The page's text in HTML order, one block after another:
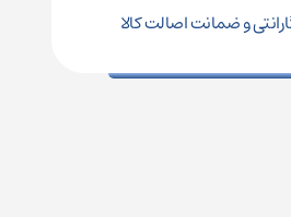
و ضمانت اصالت کالا